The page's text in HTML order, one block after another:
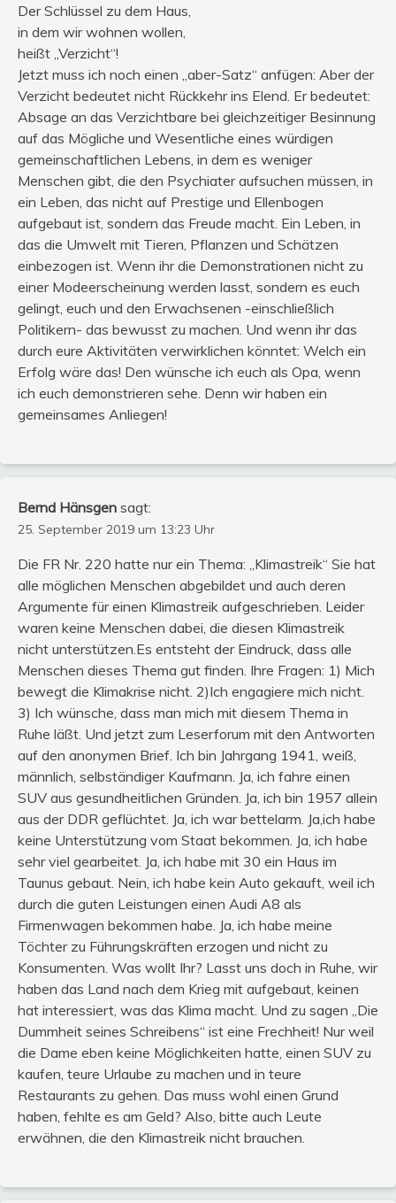
Der Schlüssel zu dem Haus,
in dem wir wohnen wollen,
heißt „Verzicht“!
Jetzt muss ich noch einen „aber-Satz“ anfügen: Aber der
Verzicht bedeutet nicht Rückkehr ins Elend. Er bedeutet:
Absage an das Verzichtbare bei gleichzeitiger Besinnung
auf das Mögliche und Wesentliche eines würdigen
gemeinschaftlichen Lebens, in dem es weniger
Menschen gibt, die den Psychiater aufsuchen müssen, in
ein Leben, das nicht auf Prestige und Ellenbogen
aufgebaut ist, sondern das Freude macht. Ein Leben, in
das die Umwelt mit Tieren, Pflanzen und Schätzen
einbezogen ist. Wenn ihr die Demonstrationen nicht zu
einer Modeerscheinung werden lasst, sondern es euch
gelingt, euch und den Erwachsenen -einschließlich
Politikern- das bewusst zu machen. Und wenn ihr das
durch eure Aktivitäten verwirklichen könntet: Welch ein
Erfolg wäre das! Den wünsche ich euch als Opa, wenn
ich euch demonstrieren sehe. Denn wir haben ein
gemeinsames Anliegen!
Bernd Hänsgen sagt:
25. September 2019 um 13:23 Uhr
Die FR Nr. 220 hatte nur ein Thema: „Klimastreik“ Sie hat
alle möglichen Menschen abgebildet und auch deren
Argumente für einen Klimastreik aufgeschrieben. Leider
waren keine Menschen dabei, die diesen Klimastreik
nicht unterstützen.Es entsteht der Eindruck, dass alle
Menschen dieses Thema gut finden. Ihre Fragen: 1) Mich
bewegt die Klimakrise nicht. 2)Ich engagiere mich nicht.
3) Ich wünsche, dass man mich mit diesem Thema in
Ruhe läßt. Und jetzt zum Leserforum mit den Antworten
auf den anonymen Brief. Ich bin Jahrgang 1941, weiß,
männlich, selbständiger Kaufmann. Ja, ich fahre einen
SUV aus gesundheitlichen Gründen. Ja, ich bin 1957 allein
aus der DDR geflüchtet. Ja, ich war bettelarm. Ja,ich habe
keine Unterstützung vom Staat bekommen. Ja, ich habe
sehr viel gearbeitet. Ja, ich habe mit 30 ein Haus im
Taunus gebaut. Nein, ich habe kein Auto gekauft, weil ich
durch die guten Leistungen einen Audi A8 als
Firmenwagen bekommen habe. Ja, ich habe meine
Töchter zu Führungskräften erzogen und nicht zu
Konsumenten. Was wollt Ihr? Lasst uns doch in Ruhe, wir
haben das Land nach dem Krieg mit aufgebaut, keinen
hat interessiert, was das Klima macht. Und zu sagen „Die
Dummheit seines Schreibens“ ist eine Frechheit! Nur weil
die Dame eben keine Möglichkeiten hatte, einen SUV zu
kaufen, teure Urlaube zu machen und in teure
Restaurants zu gehen. Das muss wohl einen Grund
haben, fehlte es am Geld? Also, bitte auch Leute
erwähnen, die den Klimastreik nicht brauchen.